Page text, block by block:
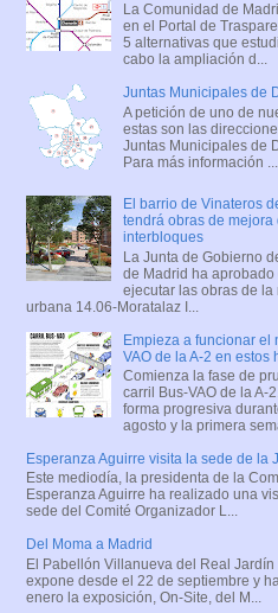
La Comunidad de
en el Portal de
5 alternativas que
cabo la ampliación d...
Juntas Municipales de
A petición de uno de
estas son las
Juntas Municipales de
Para más información ...
El barrio de Vinateros
tendrá obras de mejora
interbloques
La Junta de Gobierno
de Madrid ha aprobado
ejecutar las obras de la
urbana 14.06-Moratalaz I...
Empieza a funcionar el
VAO de la A-2 en estos
Comienza la fase de
carril Bus-VAO de la A-
forma progresiva
agosto y la primera
Esperanza Aguirre visita la sede de la
Este mediodía, la presidenta de la
Esperanza Aguirre ha realizado una
sede del Comité Organizador L...
Del Moma a Madrid
El Pabellón Villanueva del Real Jardín
expone desde el 22 de septiembre y
enero la exposición, On-Site, del M...